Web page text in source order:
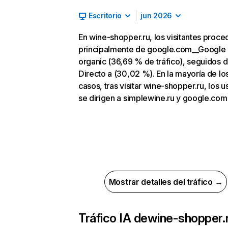
Escritorio jun 2026
En wine-shopper.ru, los visitantes
principalmente de google.com__Google
organic (36,69 % de tráfico), seguidos
Directo a (30,02 %). En la mayoría de
casos, tras visitar wine-shopper.ru, los
se dirigen a simplewine.ru y
Mostrar detalles del tráfico →
Tráfico IA dewine-